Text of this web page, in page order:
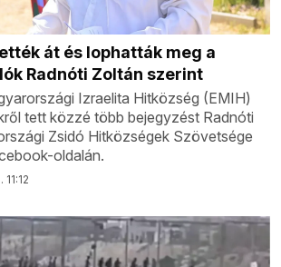
át és lophatták meg a
Radnóti Zoltán szerint
Izraelita Hitközség (EMIH)
tett közzé több bejegyzést Radnóti
Zsidó Hitközségek Szövetsége
oldalán.